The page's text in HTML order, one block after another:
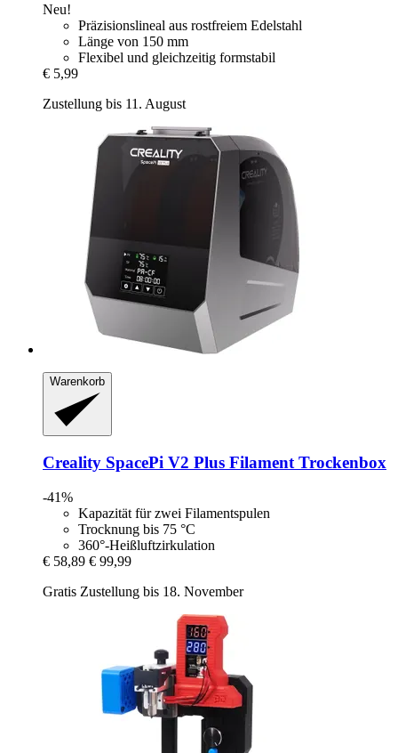
Neu!
Präzisionslineal aus rostfreiem Edelstahl
Länge von 150 mm
Flexibel und gleichzeitig formstabil
€ 5,99
Zustellung bis 11. August
Warenkorb
Creality SpacePi V2 Plus Filament Trockenbox
-41%
Kapazität für zwei Filamentspulen
Trocknung bis 75 °C
360°-Heißluftzirkulation
€ 58,89 € 99,99
Gratis Zustellung bis 18. November